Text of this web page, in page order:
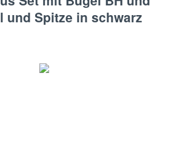
und Spitze in schwarz